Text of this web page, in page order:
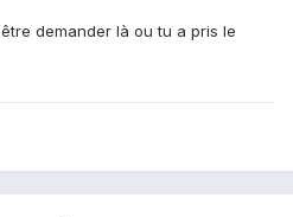
demander là ou tu a pris le